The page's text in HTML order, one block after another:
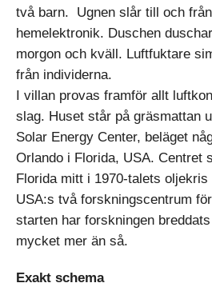
två barn. Ugnen slår till och
hemelektronik. Duschen
morgon och kväll. Luftfuktare
från individerna.
I villan provas framför allt
slag. Huset står på gräsmattan
Solar Energy Center, beläget
Orlando i Florida, USA. Centret
Florida mitt i 1970-talets
USA:s två forskningscentrum
starten har forskningen
mycket mer än så.
Exakt schema